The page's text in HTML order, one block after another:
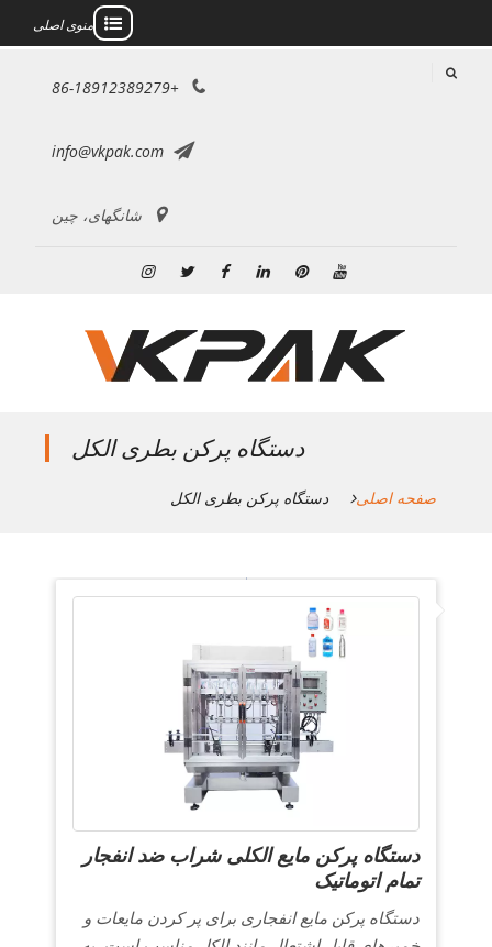
منوی اصلی
+86-18912389279
info@vkpak.com
شانگهای، چین
دستگاه پرکن بطری الکل
صفحه اصلی دستگاه پرکن بطری الکل
دستگاه پرکن مایع الکلی شراب ضد انفجار
تمام اتوماتیک
دستگاه پرکن مایع انفجاری برای پر کردن مایعات و